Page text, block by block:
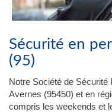
Sécurité en
(95)
Notre Société de
Avernes (95450) et en
compris les weekends et